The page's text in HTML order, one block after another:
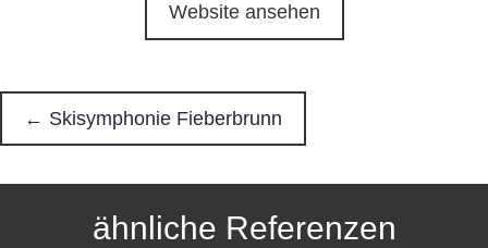
Website ansehen
P
o
← Skisymphonie Fieberbrunn
ähnliche Referenzen